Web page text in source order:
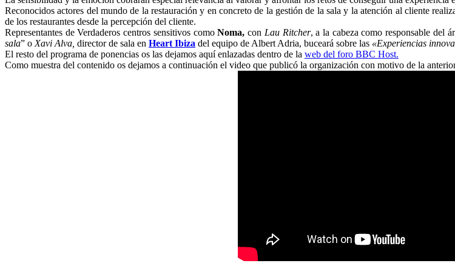
Reconocidos actores del mundo de la restauración y en concreto de la gestión de la sala y la atención al cliente
de los restaurantes desde la percepción del cliente.
Representantes de Verdaderos centros sensitivos comoNoma, con Lau Ritcher, a la cabeza como responsable del
sala” o Xavi Alva, director de sala en Heart Ibiza del equipo de Albert Adria, buceará sobre las «Experiencias
El resto del programa de ponencias os las dejamos aquí enlazadas dentro de la web del foro BBC Host.
Como muestra del contenido os dejamos a continuación el video que publicó la organización con motivo de la